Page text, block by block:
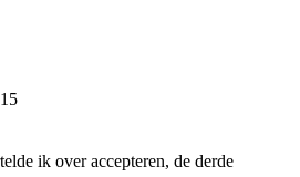
ik over accepteren, de derde